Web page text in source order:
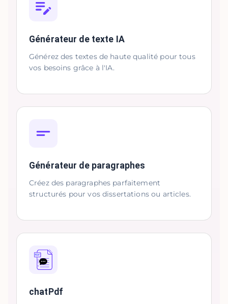
Générateur de texte IA
Générez des textes de haute qualité pour tous
vos besoins grâce à l'IA.
Générateur de paragraphes
Créez des paragraphes parfaitement
structurés pour vos dissertations ou articles.
chatPdf